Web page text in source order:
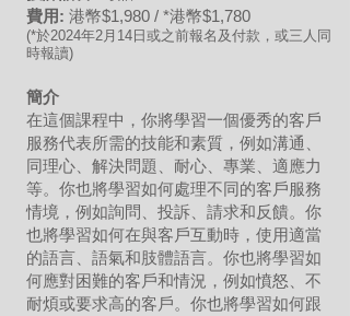
費用: 港幣$1,980 / *港幣$1,780
(*於2024年2月 14 日或之前報名及付款，或三人同
時報讀)
簡介
在這個課程中，你將學習一個優秀的客戶
服務代表所需的技能和素質，例如溝通、
同理心、解決問題、耐心、專業、適應力
等。你也將學習如何處理不同的客戶服務
情境，例如詢問、投訴、請求和反饋。你
也將學習如何在與客戶互動時，使用適當
的語言、語氣和肢體語言。你也將學習如
何應對困難的客戶和情況，例如憤怒、不
耐煩或要求高的客戶。你也將學習如何跟